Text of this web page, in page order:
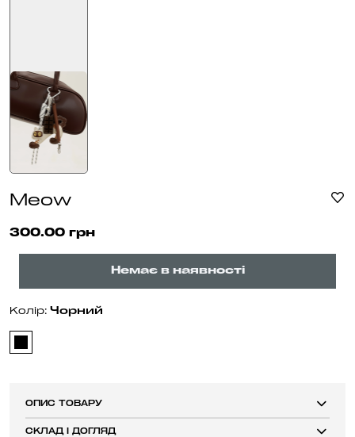
Meow
300.00 грн
Немає в наявності
Колір: Чорний
ОПИС ТОВАРУ
СКЛАД І ДОГЛЯД